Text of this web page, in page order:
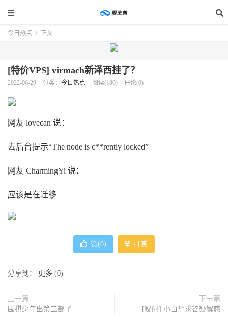
今日热点 > 正文
[特价VPS] virmach新泽西挂了？
2022-06-29 分类： 今日热点 阅读(180) 评论(0)
网友 lovecan 说：
去后台提示“The node is c**rently locked”
网友 CharmingYi 说：
应该是在迁移
赞(0) 打赏
分享到： 更多 (0)
上一篇
围棋少年出第三部了
下一篇
[疑问] 小白**求答疑解惑